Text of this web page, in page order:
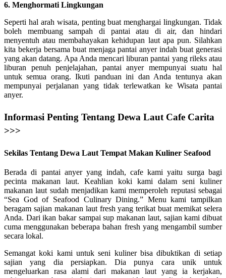
6. Menghormati Lingkungan
Seperti hal arah wisata, penting buat menghargai lingkungan. Tidak
boleh membuang sampah di pantai atau di air, dan hindari
menyentuh atau membahayakan kehidupan laut apa pun. Silahkan
kita bekerja bersama buat menjaga pantai anyer indah buat generasi
yang akan datang. Apa Anda mencari liburan pantai yang rileks atau
liburan penuh penjelajahan, pantai anyer mempunyai suatu hal
untuk semua orang. Ikuti panduan ini dan Anda tentunya akan
mempunyai perjalanan yang tidak terlewatkan ke Wisata pantai
anyer.
Informasi Penting Tentang Dewa Laut Cafe Carita
>>>
Sekilas Tentang Dewa Laut Tempat Makan Kuliner Seafood
Berada di pantai anyer yang indah, cafe kami yaitu surga bagi
pecinta makanan laut. Keahlian koki kami dalam seni kuliner
makanan laut sudah menjadikan kami memperoleh reputasi sebagai
“Sea God of Seafood Culinary Dining.” Menu kami tampilkan
beragam sajian makanan laut fresh yang terikat buat memikat selera
Anda. Dari ikan bakar sampai sup makanan laut, sajian kami dibuat
cuma menggunakan beberapa bahan fresh yang mengambil sumber
secara lokal.
Semangat koki kami untuk seni kuliner bisa dibuktikan di setiap
sajian yang dia persiapkan. Dia punya cara unik untuk
mengeluarkan rasa alami dari makanan laut yang ia kerjakan,